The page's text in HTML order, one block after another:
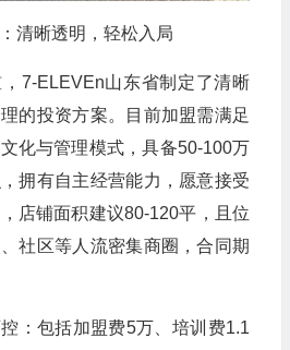
清晰透明，轻松入局
7-ELEVEn山东省制定了清晰
的投资方案。目前加盟需满足
化与管理模式，具备50-100万
拥有自主经营能力，愿意接受
店铺面积建议80-120平，且位
社区等人流密集商圈，合同期
：包括加盟费5万、培训费1.1